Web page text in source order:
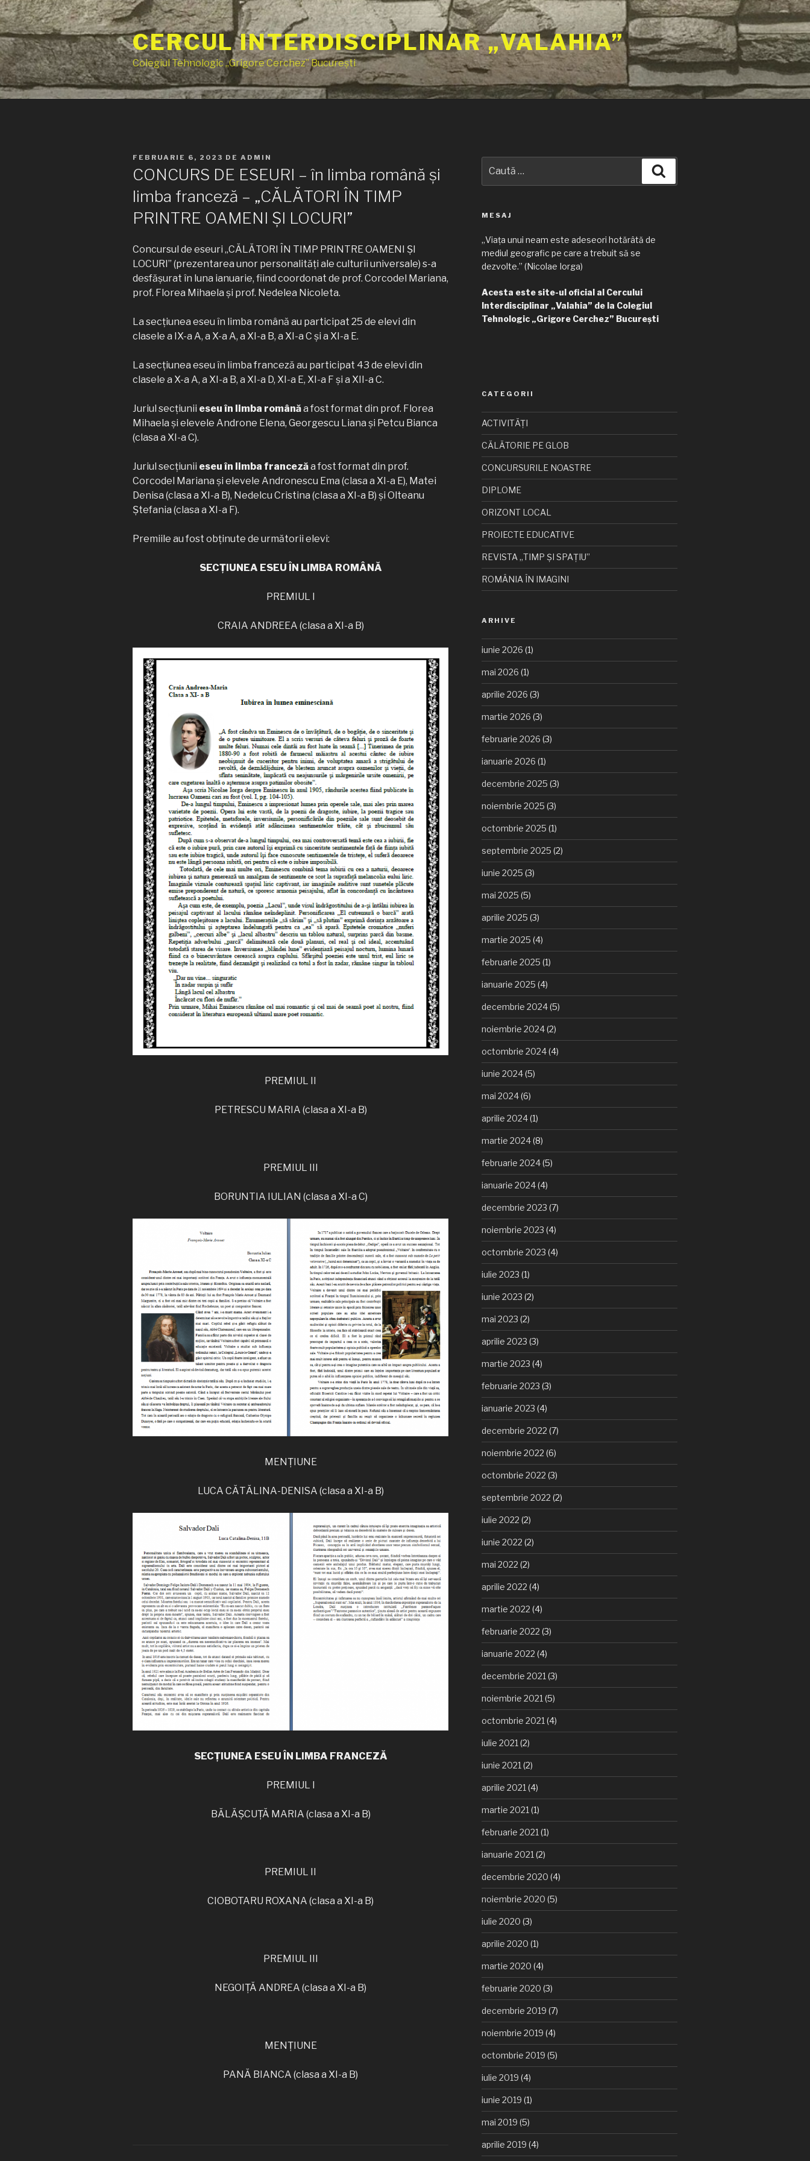
Sari
la
conținut
CERCUL INTERDISCIPLINAR „VALAHIA”
Colegiul Tehnologic „Grigore Cerchez” București
PUBLICAT
PE
FEBRUARIE 6, 2023 DE ADMIN
CONCURS DE ESEURI – în limba română și
limba franceză – „CĂLĂTORI ÎN TIMP
PRINTRE OAMENI ȘI LOCURI”
Concursul de eseuri „CĂLĂTORI ÎN TIMP PRINTRE OAMENI ȘI
LOCURI” (prezentarea unor personalități ale culturii universale) s-a
desfășurat în luna ianuarie, fiind coordonat de prof. Corcodel Mariana,
prof. Florea Mihaela și prof. Nedelea Nicoleta.
La secțiunea eseu în limba română au participat 25 de elevi din
clasele a IX-a A, a X-a A, a XI-a B, a XI-a C și a XI-a E.
La secțiunea eseu în limba franceză au participat 43 de elevi din
clasele a X-a A, a XI-a B, a XI-a D, XI-a E, XI-a F și a XII-a C.
Juriul secțiunii eseu în limba românăa fost format din prof. Florea
Mihaela și elevele Androne Elena, Georgescu Liana și Petcu Bianca
(clasa a XI-a C).
Juriul secțiunii eseu în limba francezăa fost format din prof.
Corcodel Mariana și elevele Andronescu Ema (clasa a XI-a E), Matei
Denisa (clasa a XI-a B), Nedelcu Cristina (clasa a XI-a B) și Olteanu
Ștefania (clasa a XI-a F).
Premiile au fost obținute de următorii elevi:
SECȚIUNEA ESEU ÎN LIMBA ROMÂNĂ
PREMIUL I
CRAIA ANDREEA (clasa a XI-a B)
PREMIUL II
PETRESCU MARIA (clasa a XI-a B)
PREMIUL III
BORUNTIA IULIAN (clasa a XI-a C)
MENȚIUNE
LUCA CĂTĂLINA-DENISA (clasa a XI-a B)
SECȚIUNEA ESEU ÎN LIMBA FRANCEZĂ
PREMIUL I
BĂLĂȘCUȚĂ MARIA (clasa a XI-a B)
PREMIUL II
CIOBOTARU ROXANA (clasa a XI-a B)
PREMIUL III
NEGOIȚĂ ANDREA (clasa a XI-a B)
MENȚIUNE
PANĂ BIANCA (clasa a XI-a B)
după:
MESAJ
„Viața unui neam este adeseori hotărâtă de
mediul geografic pe care a trebuit să se
dezvolte.” (Nicolae Iorga)
Acesta este site-ul oficial al Cercului
Interdisciplinar „Valahia” de la Colegiul
Tehnologic „Grigore Cerchez” București
CATEGORII
ACTIVITĂȚI
CĂLĂTORIE PE GLOB
CONCURSURILE NOASTRE
DIPLOME
ORIZONT LOCAL
PROIECTE EDUCATIVE
REVISTA „TIMP ȘI SPAȚIU”
ROMÂNIA ÎN IMAGINI
ARHIVE
iunie 2026 (1)
mai 2026 (1)
aprilie 2026 (3)
martie 2026 (3)
februarie 2026 (3)
ianuarie 2026 (1)
decembrie 2025 (3)
noiembrie 2025 (3)
octombrie 2025 (1)
septembrie 2025 (2)
iunie 2025 (3)
mai 2025 (5)
aprilie 2025 (3)
martie 2025 (4)
februarie 2025 (1)
ianuarie 2025 (4)
decembrie 2024(5)
noiembrie 2024(2)
octombrie 2024(4)
iunie 2024(5)
mai 2024(6)
aprilie 2024(1)
martie 2024(8)
februarie 2024(5)
ianuarie 2024(4)
decembrie 2023 (7)
noiembrie 2023 (4)
octombrie 2023 (4)
iulie 2023 (1)
iunie 2023 (2)
mai 2023 (2)
aprilie 2023 (3)
martie 2023 (4)
februarie 2023 (3)
ianuarie 2023 (4)
decembrie 2022 (7)
noiembrie 2022 (6)
octombrie 2022 (3)
septembrie 2022 (2)
iulie 2022 (2)
iunie 2022 (2)
mai 2022 (2)
aprilie 2022 (4)
martie 2022 (4)
februarie 2022 (3)
ianuarie 2022 (4)
decembrie 2021 (3)
noiembrie 2021 (5)
octombrie 2021 (4)
iulie 2021 (2)
iunie 2021 (2)
aprilie 2021 (4)
martie 2021 (1)
februarie 2021 (1)
ianuarie 2021 (2)
decembrie 2020 (4)
noiembrie 2020 (5)
iulie 2020 (3)
aprilie 2020 (1)
martie 2020 (4)
februarie 2020 (3)
decembrie 2019 (7)
noiembrie 2019 (4)
octombrie 2019 (5)
iulie 2019 (4)
iunie 2019 (1)
mai 2019 (5)
aprilie 2019 (4)